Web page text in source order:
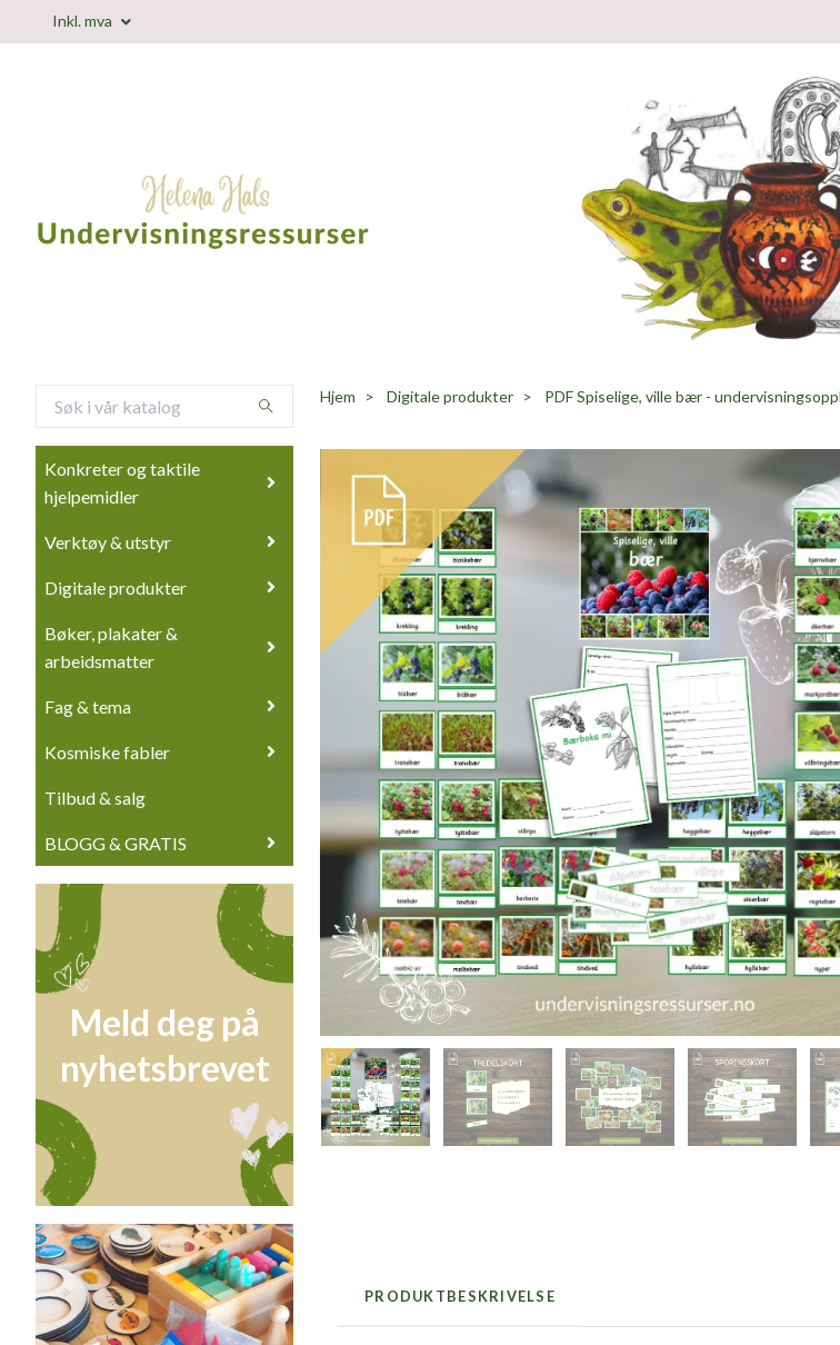
Inkl. mva
Konkreter og taktile
hjelpemidler
Verktøy & utstyr
Digitale produkter
Bøker, plakater &
arbeidsmatter
Fag & tema
Kosmiske fabler
Tilbud & salg
BLOGG & GRATIS
Meld deg på
nyhetsbrevet
Hjem Digitale produkter PDF Spiselige, ville bær -
PRODUKTBESKRIVELSE